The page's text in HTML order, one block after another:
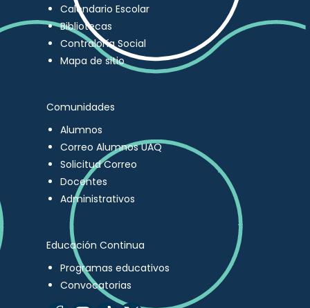
Calendario Escolar
Bibliotecas
Contraloría Social
Mapa de sitio
Comunidades
Alumnos
Correo Alumnos UAQ
Solicitud Correo
Docentes
Administrativos
Educación Continua
Programas educativos
Convocatorias